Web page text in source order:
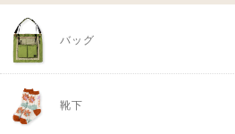
バッグ
靴下